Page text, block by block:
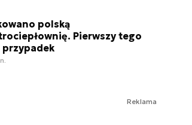
polską
Pierwszy tego
Reklama